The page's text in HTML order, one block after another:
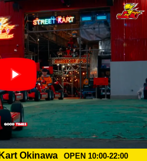
Okinawa
OPEN 10:00-22:00